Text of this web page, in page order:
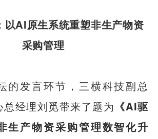
以AI原生系统重塑非生产物资
采购管理
的发言环节，三横科技副总
经理刘觅带来了题为 《AI驱
生产物资采购管理数智化升